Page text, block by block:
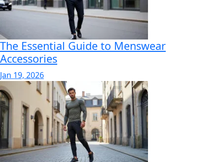
The Essential Guide to Menswear
Accessories
Jan 19, 2026